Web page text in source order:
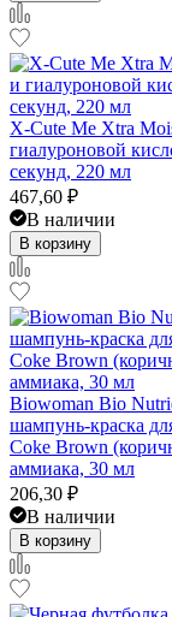
X-Cute Me Xtra
гиалуроновой
секунд, 220 мл
467,60 ₽
В наличии
В корзину
Biowoman Bio
шампунь-краска
Coke Brown
аммиака, 30 мл
206,30 ₽
В наличии
В корзину